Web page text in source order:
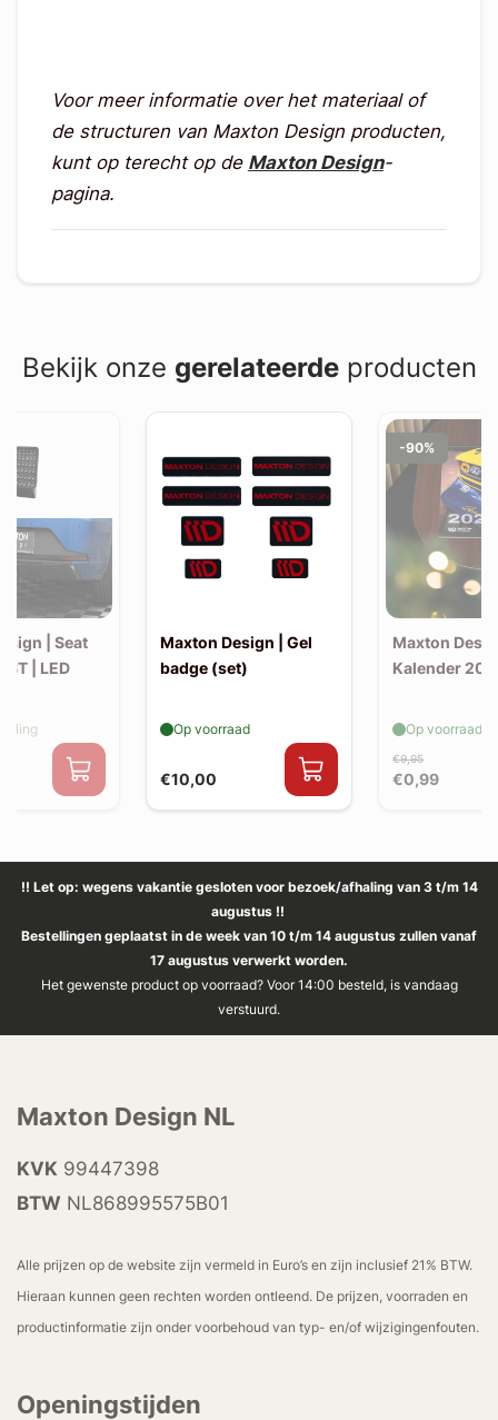
Voor meer informatie over het materiaal of
de structuren van Maxton Design producten,
kunt op terecht op de Maxton Design-
pagina.
Bekijk onze gerelateerdeproducten
| Seat
ST | LED
Maxton Design | Gel
badge (set)
€10,00
Op voorraad
-90%
Maxton
Kalender
€9,95
€0,99
Op voorraad
!! Let op: wegens vakantie gesloten voor bezoek/afhaling van 3 t/m 14
augustus !!
Bestellingen geplaatst in de week van 10 t/m 14 augustus zullen vanaf
17 augustus verwerkt worden.
Het gewenste product op voorraad? Voor 14:00 besteld, is vandaag
verstuurd.
Maxton Design NL
KVK 99447398
BTW NL868995575B01
Alle prijzen op de website zijn vermeld in Euro’s en zijn inclusief 21% BTW.
Hieraan kunnen geen rechten worden ontleend. De prijzen, voorraden en
productinformatie zijn onder voorbehoud van typ- en/of wijzigingenfouten.
Openingstijden